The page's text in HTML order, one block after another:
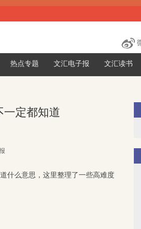
热点专题 文汇电子报 文汇读书
定都知道
什么意思， 这里整理了一些高难度